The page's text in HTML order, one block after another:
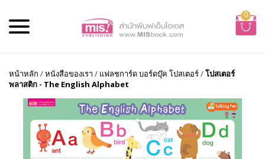
0
หน้าหลัก /หนังสือของเรา / แฟลชการ์ด บอร์ดบุ๊ค โปสเตอร์/โปสเตอร์
พลาสติก - The English Alphabet